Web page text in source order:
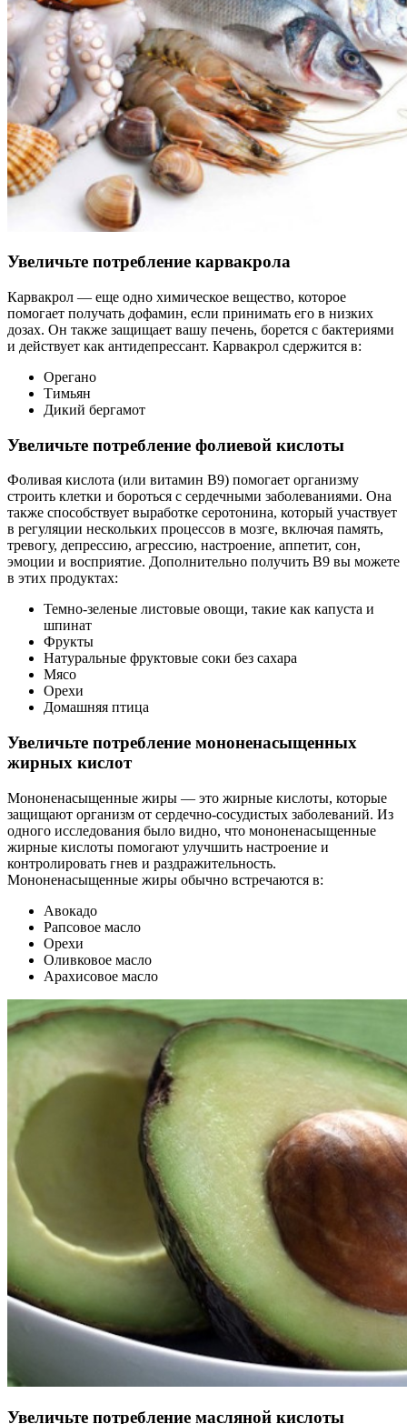
Увеличьте потребление карвакрола
Карвакрол — еще одно химическое вещество, которое
помогает получать дофамин, если принимать его в низких
дозах. Он также защищает вашу печень, борется с бактериями
и действует как антидепрессант. Карвакрол сдержится в:
Орегано
Тимьян
Дикий бергамот
Увеличьте потребление фолиевой кислоты
Фоливая кислота (или витамин В9) помогает организму
строить клетки и бороться с сердечными заболеваниями. Она
также способствует выработке серотонина, который участвует
в регуляции нескольких процессов в мозге, включая память,
тревогу, депрессию, агрессию, настроение, аппетит, сон,
эмоции и восприятие. Дополнительно получить В9 вы можете
в этих продуктах:
Темно-зеленые листовые овощи, такие как капуста и
шпинат
Фрукты
Натуральные фруктовые соки без сахара
Мясо
Орехи
Домашняя птица
Увеличьте потребление мононенасыщенных
жирных кислот
Мононенасыщенные жиры — это жирные кислоты, которые
защищают организм от сердечно-сосудистых заболеваний. Из
одного исследования было видно, что мононенасыщенные
жирные кислоты помогают улучшить настроение и
контролировать гнев и раздражительность.
Мононенасыщенные жиры обычно встречаются в:
Авокадо
Рапсовое масло
Орехи
Оливковое масло
Арахисовое масло
Увеличьте потребление масляной кислоты